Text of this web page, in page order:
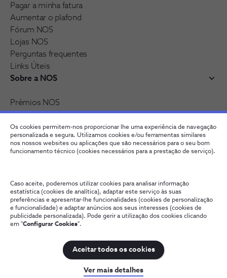
Os cookies permitem-nos proporcionar lhe uma experiência de navegação
personalizada e segura. Utilizamos cookies e/ou ferramentas similares
nos nossos websites ou aplicações que são necessários para o seu bom
funcionamento técnico (cookies necessários para a prestação de serviço).
Caso aceite, poderemos utilizar cookies para analisar informação
estatística (cookies de analítica), adaptar este serviço às suas
preferências e apresentar-lhe funcionalidades (cookies de personalização
e funcionalidade) e adaptar anúncios aos seus interesses (cookies de
publicidade personalizada). Pode gerir a utilização dos cookies clicando
em "Configurar Cookies".
Aceitar todos os cookies
Ver mais detalhes
Pagar a minha fatura
Aumentar o plafond
Fórum NOS
Lojas NOS
Perguntas frequentes
Links Úteis
Sobre a NOS
Prémios NOS
Reconhecimentos e distinções
Recrutamento
Fale connoscoPolítica de Privacidade
Provedoria Cliente